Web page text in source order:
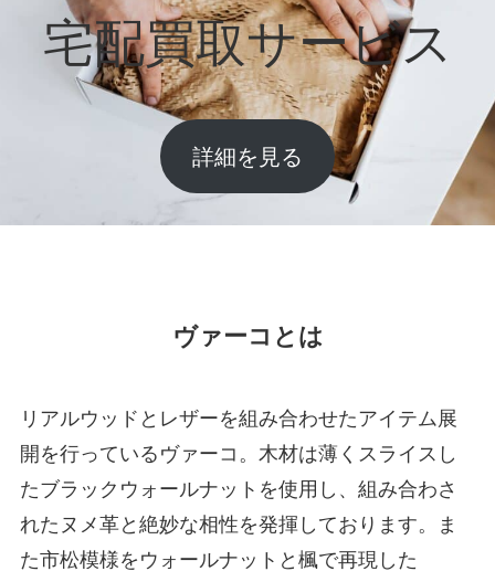
宅配買取サービス
詳細を見る
ヴァーコとは
リアルウッドとレザーを組み合わせたアイテム展
開を行っているヴァーコ。木材は薄くスライスし
たブラックウォールナットを使用し、組み合わさ
れたヌメ革と絶妙な相性を発揮しております。ま
た市松模様をウォールナットと楓で再現した